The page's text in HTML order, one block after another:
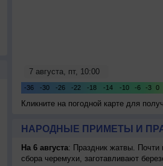
Кликните на погодной карте для
НАРОДНЫЕ ПРИМЕТЫ И
На 6 августа: Праздник жатвы. Почти
сбора черемухи, заготавливают